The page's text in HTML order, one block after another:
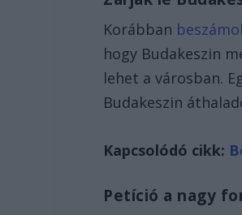
Korábban
hogy Budakeszin
lehet a városban.
Budakeszin
Kapcsolódó cikk:
Petíció a nagy